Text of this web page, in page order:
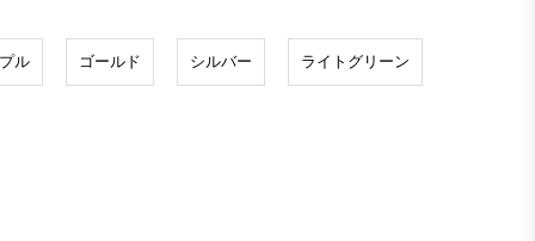
ル ゴールド シルバー ライトグリーン